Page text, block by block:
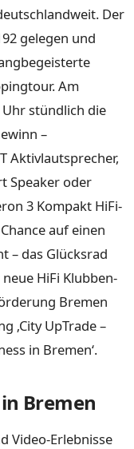
Der
gelegen und
Am
stündlich die
–
Aktivlautsprecher,
Speaker oder
3 Kompakt HiFi-
auf einen
– das Glücksrad
HiFi Klubben-
Bremen
‚City UpTrade –
in Bremen‘.
Bremen
Video-Erlebnisse